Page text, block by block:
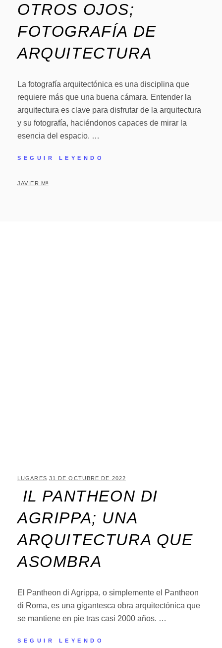
OTROS OJOS;
FOTOGRAFÍA DE
ARQUITECTURA
La fotografía arquitectónica es una disciplina que
requiere más que una buena cámara. Entender la
arquitectura es clave para disfrutar de la arquitectura
y su fotografía, haciéndonos capaces de mirar la
esencia del espacio. …
SEGUIR LEYENDO
JAVIER Mª
LUGARES 31 DE OCTUBRE DE 2022
IL PANTHEON DI
AGRIPPA; UNA
ARQUITECTURA QUE
ASOMBRA
El Pantheon di Agrippa, o simplemente el Pantheon
di Roma, es una gigantesca obra arquitectónica que
se mantiene en pie tras casi 2000 años. …
SEGUIR LEYENDO